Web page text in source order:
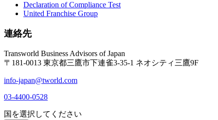
Declaration of Compliance Test
United Franchise Group
連絡先
Transworld Business Advisors of Japan
〒181-0013 東京都三鷹市下連雀3-35-1 ネオシティ三鷹9F
info-japan@tworld.com
03-4400-0528
国を選択してください